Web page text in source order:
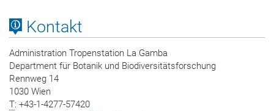
Kontakt
Administration Tropenstation La Gamba
Department für Botanik und Biodiversitätsforschung
Rennweg 14
1030 Wien
T: +43-1-4277-57420